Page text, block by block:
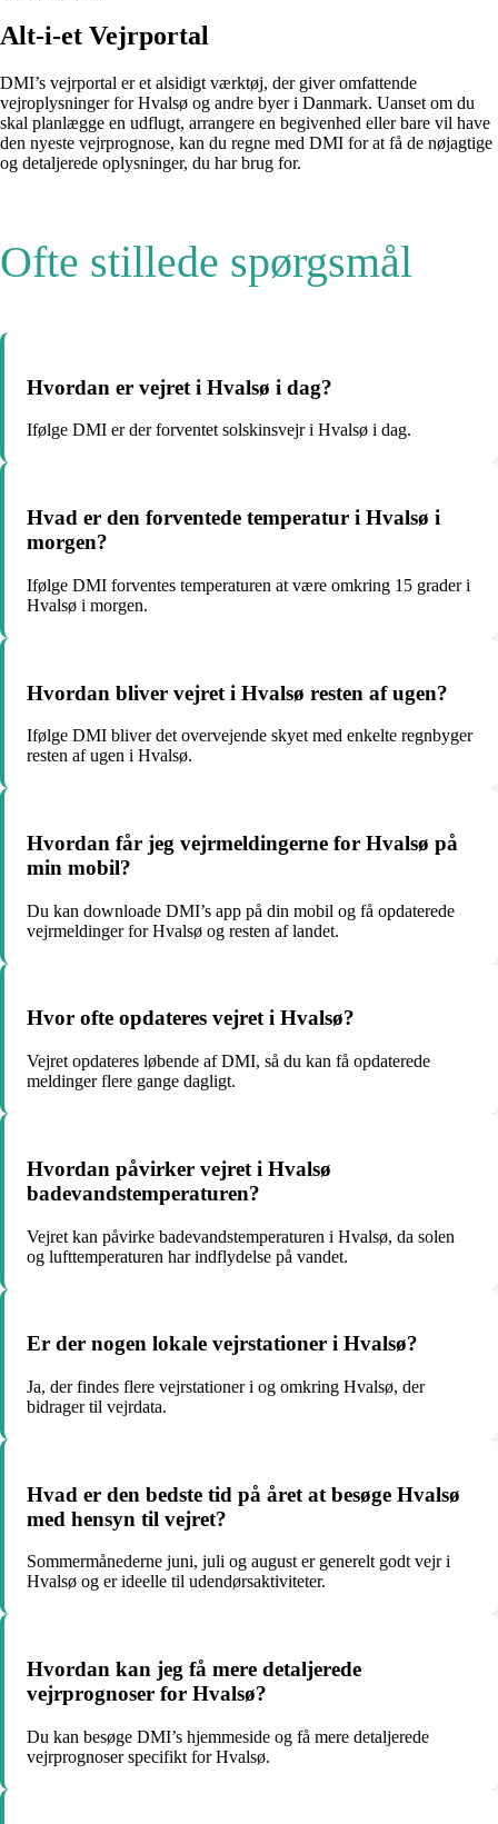
Alt-i-et Vejrportal
DMI’s vejrportal er et alsidigt værktøj, der giver omfattende
vejroplysninger for Hvalsø og andre byer i Danmark. Uanset om du
skal planlægge en udflugt, arrangere en begivenhed eller bare vil have
den nyeste vejrprognose, kan du regne med DMI for at få de nøjagtige
og detaljerede oplysninger, du har brug for.
Ofte stillede spørgsmål
Hvordan er vejret i Hvalsø i dag?
Ifølge DMI er der forventet solskinsvejr i Hvalsø i dag.
Hvad er den forventede temperatur i Hvalsø i
morgen?
Ifølge DMI forventes temperaturen at være omkring 15 grader i
Hvalsø i morgen.
Hvordan bliver vejret i Hvalsø resten af ugen?
Ifølge DMI bliver det overvejende skyet med enkelte regnbyger
resten af ugen i Hvalsø.
Hvordan får jeg vejrmeldingerne for Hvalsø på
min mobil?
Du kan downloade DMI’s app på din mobil og få opdaterede
vejrmeldinger for Hvalsø og resten af landet.
Hvor ofte opdateres vejret i Hvalsø?
Vejret opdateres løbende af DMI, så du kan få opdaterede
meldinger flere gange dagligt.
Hvordan påvirker vejret i Hvalsø
badevandstemperaturen?
Vejret kan påvirke badevandstemperaturen i Hvalsø, da solen
og lufttemperaturen har indflydelse på vandet.
Er der nogen lokale vejrstationer i Hvalsø?
Ja, der findes flere vejrstationer i og omkring Hvalsø, der
bidrager til vejrdata.
Hvad er den bedste tid på året at besøge Hvalsø
med hensyn til vejret?
Sommermånederne juni, juli og august er generelt godt vejr i
Hvalsø og er ideelle til udendørsaktiviteter.
Hvordan kan jeg få mere detaljerede
vejrprognoser for Hvalsø?
Du kan besøge DMI’s hjemmeside og få mere detaljerede
vejrprognoser specifikt for Hvalsø.